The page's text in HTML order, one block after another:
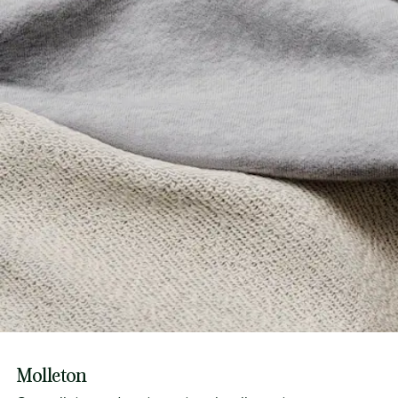
Découvrez-en plus ici
Molleton